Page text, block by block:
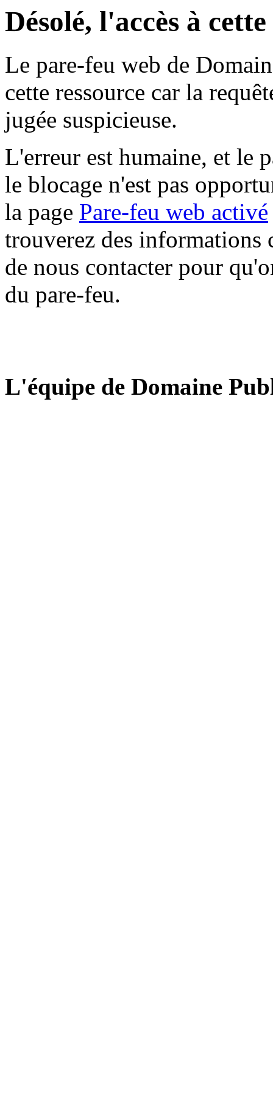
Désolé, l'accès à
Le pare-feu web de
cette ressource car la
jugée suspicieuse.
L'erreur est humaine, et le
le blocage n'est pas
la page Pare-feu web activé
trouverez des informations
de nous contacter pour
du pare-feu.
L'équipe de Domaine